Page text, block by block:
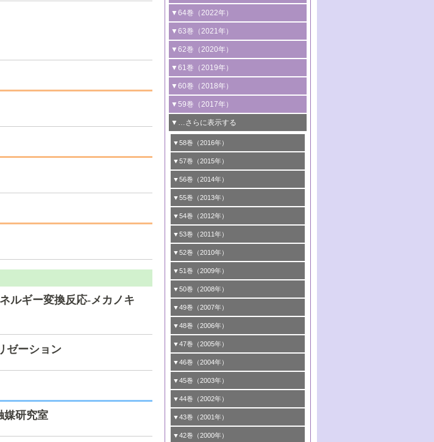
ルギー変換反応-メカノキ
ゼーション
媒研究室
3号 有機分子変換やCO 資源化のための
光触媒に関する最近の研究
B号 第137回触媒討論会（2026年）
2号 水素製造のための水分解技術に関す
る最近の研究
3号 オレフィン系樹脂の精密合成に関す
る最新技術
4号 アルコール類の効率的変換を実現す
る非貴金属触媒の研究動向
5号 ゼオライトの合成と応用における研
究動向
6号 ヘテロ接合界面
B号 第135回触媒討論会（2025年）
2号 規制反応場を活用した固体触媒研究
の新展開
3号 未踏分子変換を目指した酸化触媒プ
ロセスの最前線
4号 シンクロトロン放射光および中性子
線を利用した触媒解析技術の最先端
5号 単原子触媒
6号 参照触媒委員会からのお知らせ
B号 第133回触媒討論会（2023年）
1号 炭素が関わる触媒機能
2号 プラスチックケミカルリサイクルの
ための触媒技術
3号 非酸化物系金属化合物を基盤とした
触媒材料の開発
4号 格子酸素・格子酸素欠陥を利用した
触媒反応
5号 生体触媒によるエネルギー変換反応
6号 窒素とリンの循環のための触媒・機
能性材料
B号 第131回触媒討論会（2023年）
▼64巻（2022年）
1号 合成ガス製造とCOを用いるケミカル
ズ合成の最新動向
2号 化学品合成のための合金触媒開発
3号 CO の排出削減および有効活用のた
めの触媒技術
4号 若手による情報発信企画～とびたて
若き触媒の研究者たち～（1）
5号 若手による情報発信企画～とびたて
若き触媒の研究者たち～（2）
6号 石油のノーブル・ユースを志向した
触媒技術
B号 第129回触媒討論会（2022年・京都
大学：オンライン・対面開催）
▼63巻（2021年）
1号 金触媒の新展開
2号 ペロブスカイト
3号 特殊反応場を利用した触媒的分子変
換反応
4号 多孔質材料を用いた触媒の新展開
5号 情報学的手法を用いた触媒開発
6号 カーボンニュートラルに向けた電解
技術
B号 第127回触媒討論会（2021年・オン
ライン開催(Zoom)のみ）
▼62巻（2020年）
1号 触媒設計を拓く欠陥構造のキャラク
タリゼーション
2号 機能化学品製造に資するクリーンな
触媒的酸化反応
3号 水処理のための触媒化学
4号 光触媒を用いた水分解の最新の研究
動向
5号 次世代の触媒プロセスを支えるマイ
クロ波
6号 メタン転換技術の最新動向
B号 第125回触媒討論会（2020年・工学
院大学）
▼61巻（2019年）
1号 物質移動制御に着目した触媒プロセ
ス開発
2号 CO2 フリー水素サプライチェーンに
関わる触媒開発動向
3号 精密高分子合成に関する最近の研究
動向
4号 バイオマス化成品製造のための触媒
5号 固体触媒による含窒素有機化合物変
換の最前線
6号 貴金属使用量低減に向けた自動車排
ガス浄化触媒の開発
B号 第123回触媒討論会（2019年・大阪
市立大学）
▼60巻（2018年）
1号 固体酸触媒の最新の研究動向
2号 二酸化炭素からの有用化学品合成
3号 ナノ粒子・クラスター触媒の最前線
4号 60周年記念企画
5号 進化するゼオライト合成技術
6号 非貴金属系触媒における電気化学的
酸素還元反応
B号 第121回触媒討論会（2018年・東京
大学）
▼59巻（2017年）
1号 いたるところに，触媒
2号 機能性材料の局所構造解析のための
最先端技術
3号 無機分離膜材料の開発と触媒反応プ
ロセスへの適用
4号 触媒研究における計算科学の利用
5号 水素のふるまいを解き明かす最先端
研究
6号 低級アルカンの有効利用のための触
媒技術
B号 第119回触媒討論会（2017年・首都
大学東京）
▼…さらに表示する
▼58巻（2016年）
1号 ユニークな構造の高分子を生み出す触
2号 リグニンからの化成品製造に向けた触
3号 触媒研究の最先端～とびたて若き研究
者たち～（1）
4号 触媒研究の最先端～とびたて若き研究
5号 触媒研究の最先端～とびたて若き研究
6号 イオニクス材料と燃料電池・電解合成
の最新の研究動向
B号 第117回触媒討論会（2016年・大阪府
▼57巻（2015年）
1号 水素キャリアにかかわる触媒技術の新
2号 石油精製用触媒の最近の進展
3号 固体酸化物形燃料電池（SOFC）におけ
るアノード触媒上での燃料直接改質技術
4号 コアシェル構造の制御による触媒機能
の向上
5号 工業触媒およびその周辺技術の最近の
進歩
6号 ナノシート
B号 第115回触媒討論会（2015年・成蹊大
学）
▼56巻（2014年）
1号 特殊環境場を利用した材料合成
2号 光触媒反応機構に関する最新の研究動
向
3号 固体高分子形燃料電池カソード触媒の
開発動向
4号 人工光合成に向けた近年のアプローチ
5号 未利用熱エネルギーの有効活用に貢献
する触媒技術
6号 ポリオキソメタレート
B号 第113回触媒討論会（2014年・ロワジ
ールホテル豊橋）
▼55巻（2013年）
1号 高耐久性燃料電池システム用触媒にお
2号 リビングラジカル重合の最近の動向
3号 天然ガスの化学工業的展開に関する触
媒技術
4号 貴金属触媒の精密構造制御とその活用
5号 バイオマス化成品製造のための固体触
媒の開発
6号 ナノ空間─吸着状態解析から新機能開拓
まで─
B号 第111回触媒討論会（2013年・関西大
学）
▼54巻（2012年）
1号 規則性多孔体の利用技術における最近
2号 第109回触媒討論会
3号 貴金属低減技術の最新動向
4号 貴金属代替技術の最新動向
5号 光触媒による物質変換反応の新展開
7号 水素を利用する化成品合成の新潮流
▼53巻（2011年）
1号 金属学から見る合金触媒の新展開
2号 第107回触媒討論会
3号 触媒のその場観察法の進歩（１）
4号 触媒のその場観察法の進歩（２）
合成
7号 ゼオライト合成における最近の進歩
▼52巻（2010年）
1号 触媒の劣化対策と長寿命触媒開発
2号 第105回触媒討論会
3号 ナノ構造が拓く新機能
4号 活性サイトおよびその環境の精密な設
計による触媒の高機能化
5号 触媒を有効に使うための技術
7号 有機分子触媒による精密有機合成
8号 高機能化ポリオレフィンに向けた重合
触媒の最近の進展
▼51巻（2009年）
1号 炭素材料－熱い注目を集める材料－
2号 第103回触媒討論会
3号 環境浄化用光触媒の現状と課題
4号 水素社会の実現に向けた水素製造・貯
蔵技術の進歩
5号 CO2が関わる触媒・材料
6号 第104回触媒討論会
7号 持続可能社会実現のための触媒および
触媒関連技術
8号 未来を拓く金属錯体
▼50巻（2008年）
1号 触媒化学と学会のこの10年，半世紀，
2号 第101回触媒討論会
3号 メソポーラス物質の新展開
4号 錯体を利用したユニークな表面構造の
構築と機能
5号 若手会員による触媒研究の未来展望1：
企業編
6号 第102回触媒討論会
▼49巻（2007年）
1号 含フッ素化合物の合成と触媒
2号 第99回触媒討論会
3号 実用的ファインケミカル合成プロセス
を実現する触媒
4号 バイオマス活用のための技術開発
5号 こんな物質，あんな物質―新たな触媒
の可能性―
6号 第100回触媒討論会
▼48巻（2006年）
1号 固体酸触媒の最近の進歩
2号 第97回触媒討論会
3号 リビング重合触媒の最近の展開
4号 今後の液体燃料を支える触媒技術
しい展開
▼47巻（2005年）
1号 最近の触媒担体とその効果
2号 第95回触媒討論会
3号 化成品を合成するゼオライト触媒
4号 水分解用光触媒材料
▼46巻（2004年）
1号 部分酸化反応触媒の最前線
2号 第93回触媒討論会
3号 特殊エネルギー場の触媒反応
4号 生体内における金属の触媒作用
▼45巻（2003年）
1号 なぜこの触媒が良いのか？
2号 第91回触媒討論会
3号 最近の自動車排ガス処理技術
▼44巻（2002年）
1号 高次制御された触媒の化学
2号 第89回触媒討論会
▼43巻（2001年）
1号 グリーンケミストリーと触媒
▼42巻（2000年）